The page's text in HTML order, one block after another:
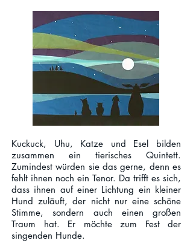
Kuckuck, Uhu, Katze und Esel bilden
zusammen ein tierisches Quintett.
Zumindest würden sie das gerne, denn es
fehlt ihnen noch ein Tenor. Da trifft es sich,
dass ihnen auf einer Lichtung ein kleiner
Hund zuläuft, der nicht nur eine schöne
Stimme, sondern auch einen großen
Traum hat. Er möchte zum Fest der
singenden Hunde.